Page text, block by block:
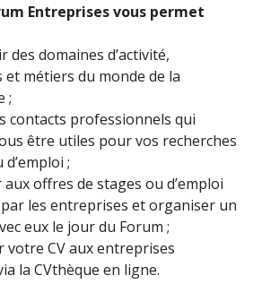
Entreprises vous permet
des domaines d’activité,
métiers du monde de la
;
contacts professionnels qui
être utiles pour vos recherches
;
offres de stages ou d’emploi
les entreprises et organiser un
eux le jour du Forum ;
votre CV aux entreprises
la CVthèque en ligne.